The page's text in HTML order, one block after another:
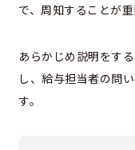
で、周知することが重
あらかじめ説明をす
し、給与担当者の問
す。